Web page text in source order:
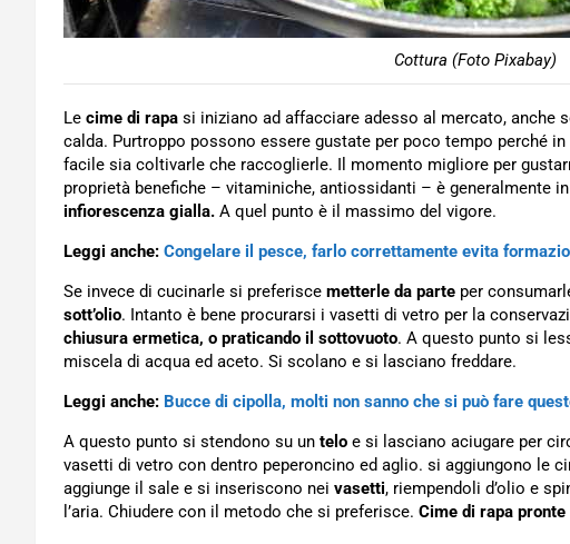
Cottura (Foto Pixabay)
Le cime di rapa si iniziano ad affacciare adesso al mercato, anche
calda. Purtroppo possono essere gustate per poco tempo perché
facile sia coltivarle che raccoglierle. Il momento migliore per
proprietà benefiche – vitaminiche, antiossidanti – è generalmente in
infiorescenza gialla. A quel punto è il massimo del vigore.
Leggi anche: Congelare il pesce, farlo correttamente evita
Se invece di cucinarle si preferisce metterle da parte per
sott’olio. Intanto è bene procurarsi i vasetti di vetro per la
chiusura ermetica, o praticando il sottovuoto. A questo punto si
miscela di acqua ed aceto. Si scolano e si lasciano freddare.
Leggi anche: Bucce di cipolla, molti non sanno che si può fare
A questo punto si stendono su un telo e si lasciano aciugare per
vasetti di vetro con dentro peperoncino ed aglio. si aggiungono le
aggiunge il sale e si inseriscono nei vasetti, riempendoli d’olio e
l’aria. Chiudere con il metodo che si preferisce. Cime di rapa pronte